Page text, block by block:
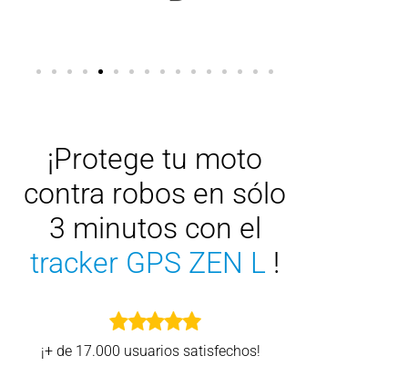
¡Protege tu moto
contra robos en sólo
3 minutos con el
tracker GPS ZEN L !
¡+ de 17.000 usuarios satisfechos!